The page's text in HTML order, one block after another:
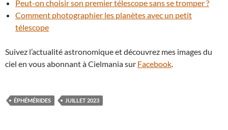
Peut-on choisir son premier télescope sans se tromper ?
Comment photographier les planètes avec un petit
télescope
Suivez l’actualité astronomique et découvrez mes images du
ciel en vous abonnant à Cielmania sur Facebook.
ÉPHÉMÉRIDES JUILLET 2023